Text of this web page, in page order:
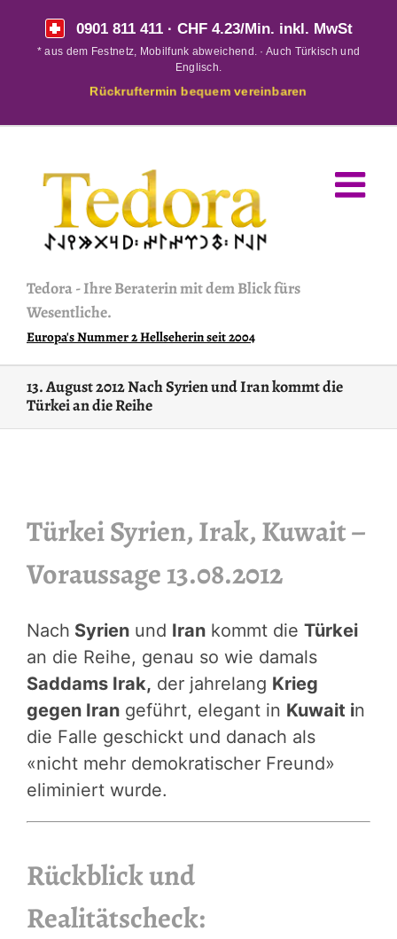
0901 811 411· CHF 4.23/Min. inkl. MwSt
* aus dem Festnetz, Mobilfunk abweichend. · Auch Türkisch und
Englisch.
Rückruftermin bequem vereinbaren
Tedora-Ihre Beraterin mit dem Blick fürs
Wesentliche.
Europa's Nummer 2 Hellseherin seit 2004
13. August 2012 Nach Syrien und Iran kommt die
Türkei an die Reihe
Türkei Syrien, Irak, Kuwait –
Voraussage 13.08.2012
Nach Syrien und Iran kommt die Türkei
an die Reihe, genau so wie damals
Saddams Irak, der jahrelang Krieg
gegen Iran geführt, elegant in Kuwait in
die Falle geschickt und danach als
«nicht mehr demokratischer Freund»
eliminiert wurde.
Rückblick und
Realitätscheck: